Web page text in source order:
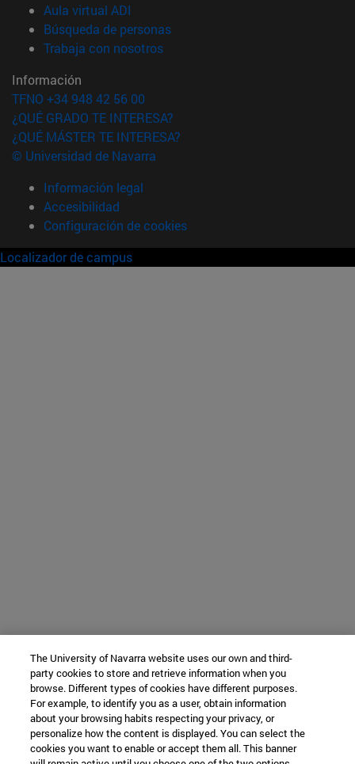
Aula virtual ADI
Búsqueda de personas(abre en nueva ventana)
Trabaja con nosotros(abre en nueva ventana)
Información
TFNO +34 948 42 56 00
¿QUÉ GRADO TE INTERESA?
¿QUÉ MÁSTER TE INTERESA?
© Universidad de Navarra
Información legal
Accesibilidad
Configuración de cookies
Localizador de campus
The University of Navarra website uses our own and third-
party cookies to store and retrieve information when you
browse. Different types of cookies have different purposes.
For example, to identify you as a user, obtain information
about your browsing habits respecting your privacy, or
personalize how the content is displayed. You can select the
cookies you want to enable or accept them all. This banner